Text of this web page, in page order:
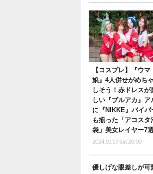
【コスプレ】『ウマ
娘』4人併せがめち
しそう！赤ドレスが
しい『ブルアカ』ア
に『NIKKE』バイパ
も揃った「アコスタ
袋」美女レイヤー7選
2024.10.19 Sat 20:00
優しげな眼差しが